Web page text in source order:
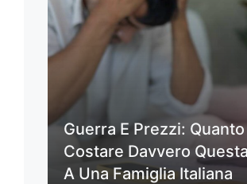
Guerra E Prezzi:
Costare Davvero
A Una Famiglia Italiana